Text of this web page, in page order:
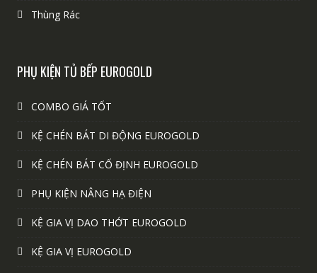
Thùng Rác
PHỤ KIỆN TỦ BẾP EUROGOLD
COMBO GIÁ TỐT
KỆ CHÉN BÁT DI ĐỘNG EUROGOLD
KỆ CHÉN BÁT CỐ ĐỊNH EUROGOLD
PHỤ KIỆN NÂNG HẠ ĐIỆN
KỆ GIA VỊ DAO THỚT EUROGOLD
KỆ GIA VỊ EUROGOLD